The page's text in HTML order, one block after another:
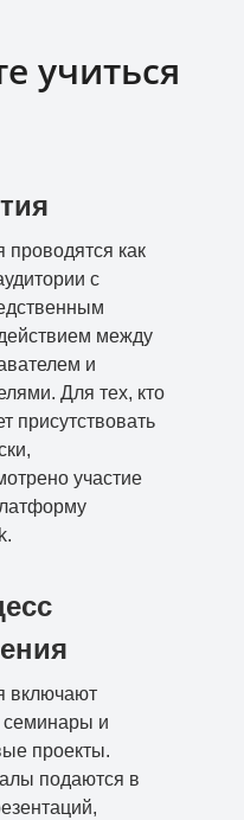
учиться
проводятся как
с
между
и
Для тех, кто
присутствовать
участие
включают
семинары и
проекты.
подаются в